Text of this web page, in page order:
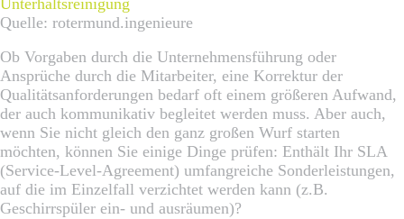
Quelle: rotermund.ingenieure
Ob Vorgaben durch die Unternehmensführung oder
Ansprüche durch die Mitarbeiter, eine Korrektur der
Qualitätsanforderungen bedarf oft einem größeren Aufwand,
der auch kommunikativ begleitet werden muss. Aber auch,
wenn Sie nicht gleich den ganz großen Wurf starten
möchten, können Sie einige Dinge prüfen: Enthält Ihr SLA
(Service-Level-Agreement) umfangreiche Sonderleistungen,
auf die im Einzelfall verzichtet werden kann (z.B.
Geschirrspüler ein- und ausräumen)?